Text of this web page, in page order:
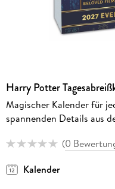
Harry Potter
Magischer Kalender für
spannenden Details aus
(0
Kalender